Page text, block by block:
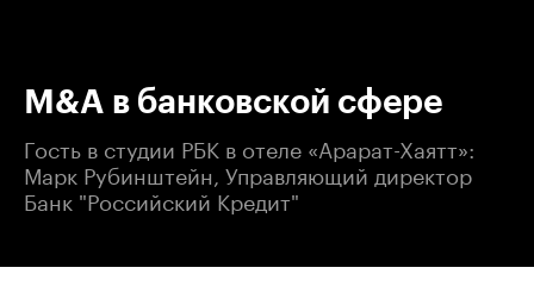
M&A в банковской сфере
Гость в студии РБК в отеле «Арарат-Хаятт»:
Марк Рубинштейн, Управляющий директор
Банк "Российский Кредит"